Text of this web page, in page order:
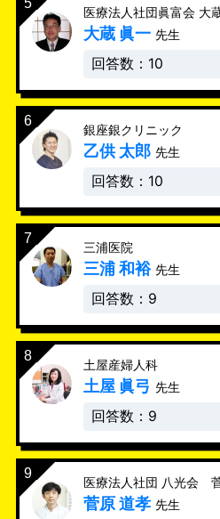
医療法人社団眞富会 大
大蔵 眞一 先生
回答数：10
銀座銀クリニック
乙供 太郎 先生
回答数：10
三浦医院
三浦 和裕 先生
回答数：9
土屋産婦人科
土屋 眞弓 先生
回答数：9
医療法人社団 八光会
菅原 道孝 先生